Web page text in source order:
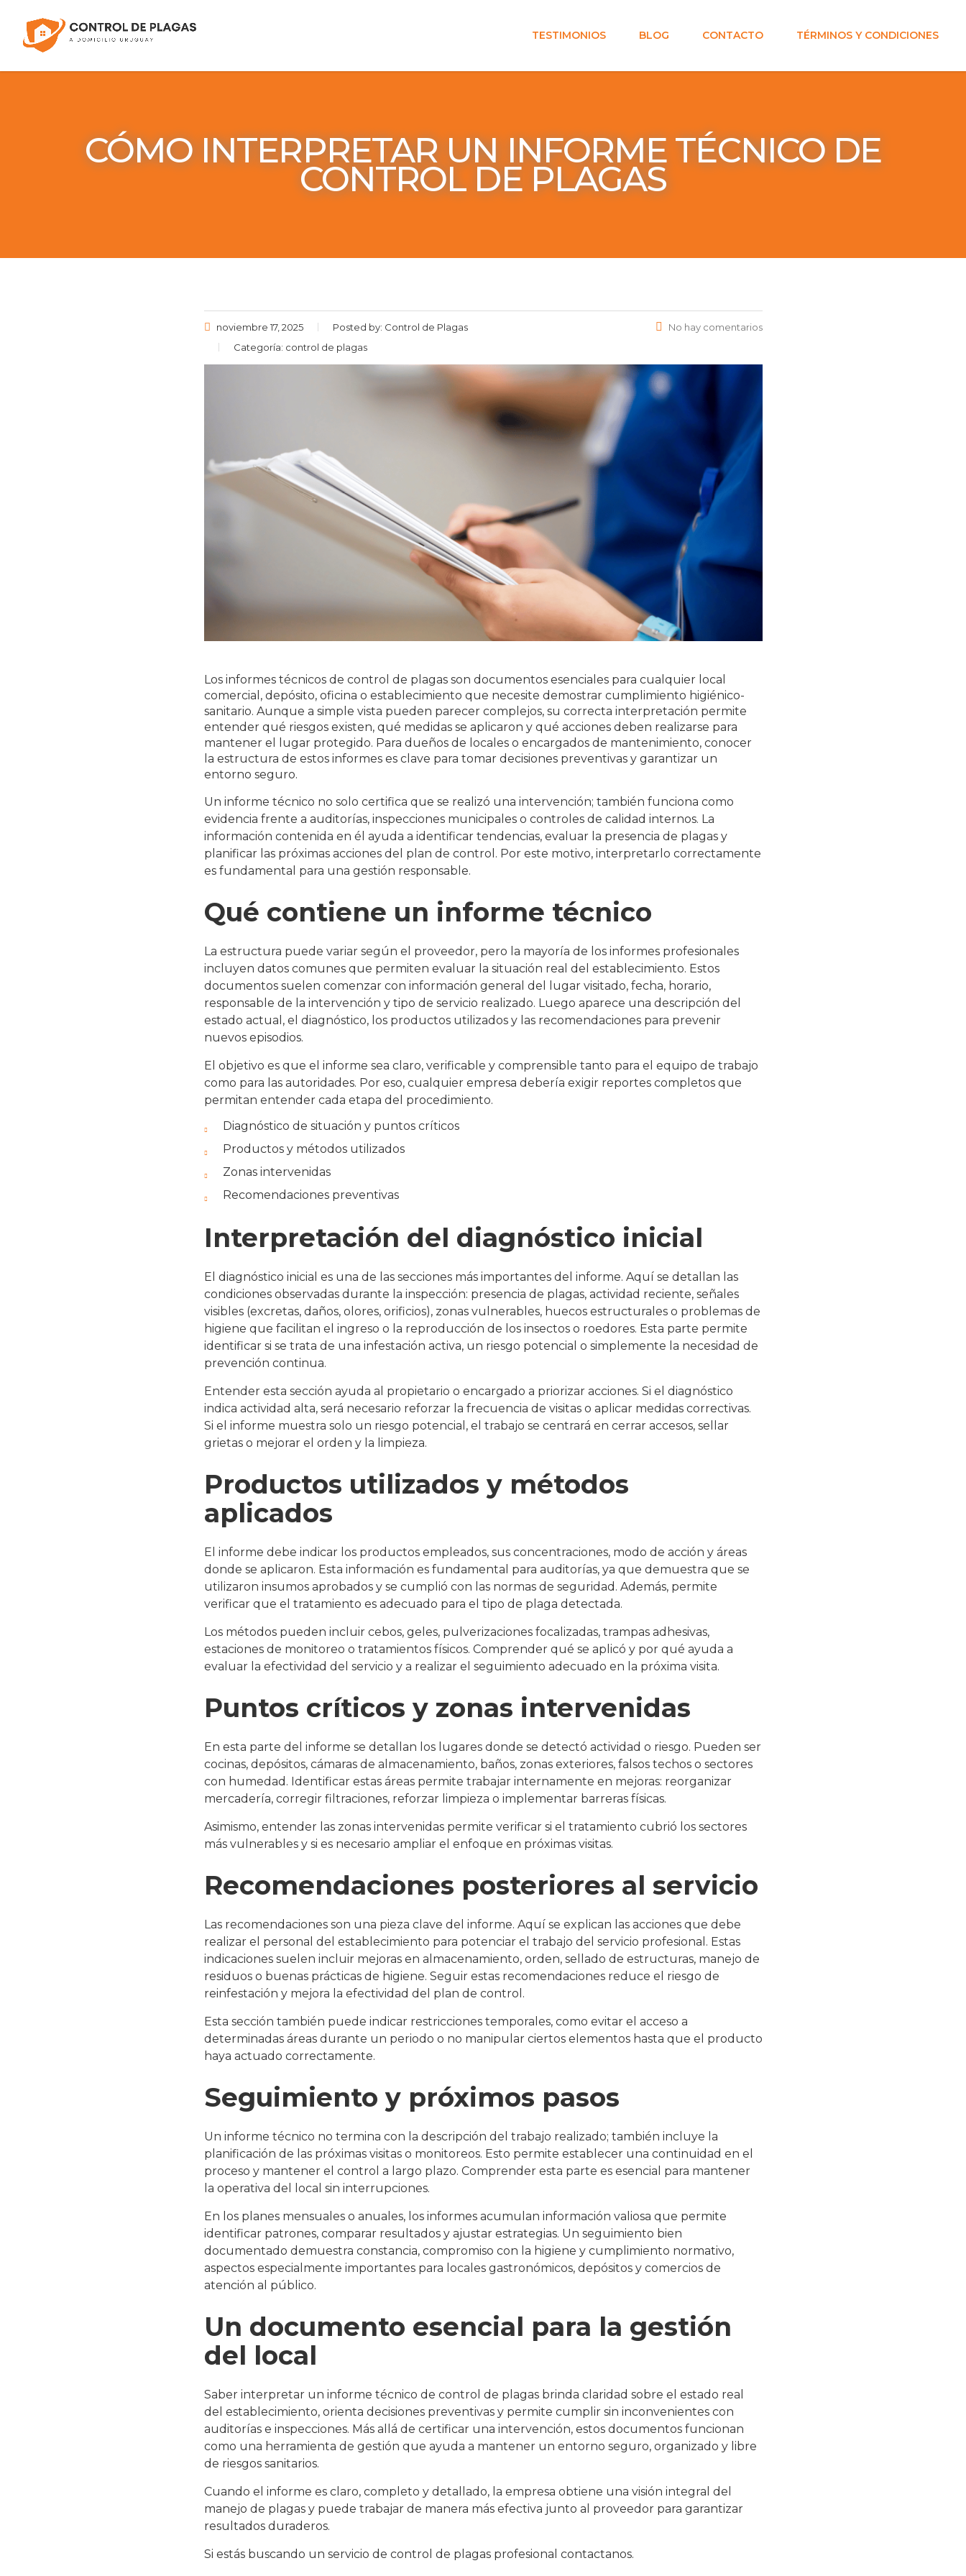
TESTIMONIOS BLOG CONTACTO TÉRMINOS Y CONDICIONES
CÓMO INTERPRETAR UN INFORME TÉCNICO DE
CONTROL DE PLAGAS
noviembre 17, 2025 Posted by: Control de Plagas
Categoría: control de plagas
No hay comentarios
Los informes técnicos de control de plagas son documentos esenciales para cualquier local
comercial, depósito, oficina o establecimiento que necesite demostrar cumplimiento higiénico-
sanitario. Aunque a simple vista pueden parecer complejos, su correcta interpretación permite
entender qué riesgos existen, qué medidas se aplicaron y qué acciones deben realizarse para
mantener el lugar protegido. Para dueños de locales o encargados de mantenimiento, conocer
la estructura de estos informes es clave para tomar decisiones preventivas y garantizar un
entorno seguro.
Un informe técnico no solo certifica que se realizó una intervención; también funciona como
evidencia frente a auditorías, inspecciones municipales o controles de calidad internos. La
información contenida en él ayuda a identificar tendencias, evaluar la presencia de plagas y
planificar las próximas acciones del plan de control. Por este motivo, interpretarlo correctamente
es fundamental para una gestión responsable.
Qué contiene un informe técnico
La estructura puede variar según el proveedor, pero la mayoría de los informes profesionales
incluyen datos comunes que permiten evaluar la situación real del establecimiento. Estos
documentos suelen comenzar con información general del lugar visitado, fecha, horario,
responsable de la intervención y tipo de servicio realizado. Luego aparece una descripción del
estado actual, el diagnóstico, los productos utilizados y las recomendaciones para prevenir
nuevos episodios.
El objetivo es que el informe sea claro, verificable y comprensible tanto para el equipo de trabajo
como para las autoridades. Por eso, cualquier empresa debería exigir reportes completos que
permitan entender cada etapa del procedimiento.
Diagnóstico de situación y puntos críticos
Productos y métodos utilizados
Zonas intervenidas
Recomendaciones preventivas
Interpretación del diagnóstico inicial
El diagnóstico inicial es una de las secciones más importantes del informe. Aquí se detallan las
condiciones observadas durante la inspección: presencia de plagas, actividad reciente, señales
visibles (excretas, daños, olores, orificios), zonas vulnerables, huecos estructurales o problemas de
higiene que facilitan el ingreso o la reproducción de los insectos o roedores. Esta parte permite
identificar si se trata de una infestación activa, un riesgo potencial o simplemente la necesidad de
prevención continua.
Entender esta sección ayuda al propietario o encargado a priorizar acciones. Si el diagnóstico
indica actividad alta, será necesario reforzar la frecuencia de visitas o aplicar medidas correctivas.
Si el informe muestra solo un riesgo potencial, el trabajo se centrará en cerrar accesos, sellar
grietas o mejorar el orden y la limpieza.
Productos utilizados y métodos
aplicados
El informe debe indicar los productos empleados, sus concentraciones, modo de acción y áreas
donde se aplicaron. Esta información es fundamental para auditorías, ya que demuestra que se
utilizaron insumos aprobados y se cumplió con las normas de seguridad. Además, permite
verificar que el tratamiento es adecuado para el tipo de plaga detectada.
Los métodos pueden incluir cebos, geles, pulverizaciones focalizadas, trampas adhesivas,
estaciones de monitoreo o tratamientos físicos. Comprender qué se aplicó y por qué ayuda a
evaluar la efectividad del servicio y a realizar el seguimiento adecuado en la próxima visita.
Puntos críticos y zonas intervenidas
En esta parte del informe se detallan los lugares donde se detectó actividad o riesgo. Pueden ser
cocinas, depósitos, cámaras de almacenamiento, baños, zonas exteriores, falsos techos o sectores
con humedad. Identificar estas áreas permite trabajar internamente en mejoras: reorganizar
mercadería, corregir filtraciones, reforzar limpieza o implementar barreras físicas.
Asimismo, entender las zonas intervenidas permite verificar si el tratamiento cubrió los sectores
más vulnerables y si es necesario ampliar el enfoque en próximas visitas.
Recomendaciones posteriores al servicio
Las recomendaciones son una pieza clave del informe. Aquí se explican las acciones que debe
realizar el personal del establecimiento para potenciar el trabajo del servicio profesional. Estas
indicaciones suelen incluir mejoras en almacenamiento, orden, sellado de estructuras, manejo de
residuos o buenas prácticas de higiene. Seguir estas recomendaciones reduce el riesgo de
reinfestación y mejora la efectividad del plan de control.
Esta sección también puede indicar restricciones temporales, como evitar el acceso a
determinadas áreas durante un periodo o no manipular ciertos elementos hasta que el producto
haya actuado correctamente.
Seguimiento y próximos pasos
Un informe técnico no termina con la descripción del trabajo realizado; también incluye la
planificación de las próximas visitas o monitoreos. Esto permite establecer una continuidad en el
proceso y mantener el control a largo plazo. Comprender esta parte es esencial para mantener
la operativa del local sin interrupciones.
En los planes mensuales o anuales, los informes acumulan información valiosa que permite
identificar patrones, comparar resultados y ajustar estrategias. Un seguimiento bien
documentado demuestra constancia, compromiso con la higiene y cumplimiento normativo,
aspectos especialmente importantes para locales gastronómicos, depósitos y comercios de
atención al público.
Un documento esencial para la gestión
del local
Saber interpretar un informe técnico de control de plagas brinda claridad sobre el estado real
del establecimiento, orienta decisiones preventivas y permite cumplir sin inconvenientes con
auditorías e inspecciones. Más allá de certificar una intervención, estos documentos funcionan
como una herramienta de gestión que ayuda a mantener un entorno seguro, organizado y libre
de riesgos sanitarios.
Cuando el informe es claro, completo y detallado, la empresa obtiene una visión integral del
manejo de plagas y puede trabajar de manera más efectiva junto al proveedor para garantizar
resultados duraderos.
Si estás buscando un servicio de control de plagasprofesional contactanos.